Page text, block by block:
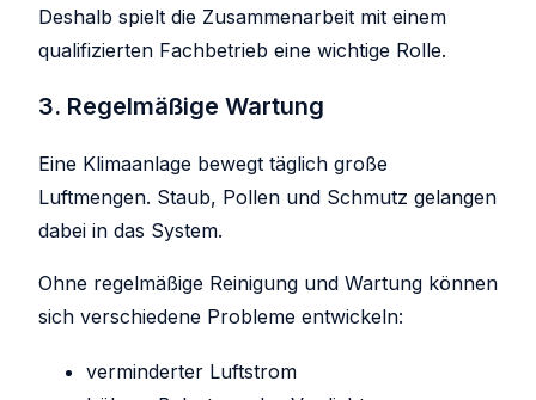
Deshalb spielt die Zusammenarbeit mit einem
qualifizierten Fachbetrieb eine wichtige Rolle.
3. Regelmäßige Wartung
Eine Klimaanlage bewegt täglich große
Luftmengen. Staub, Pollen und Schmutz gelangen
dabei in das System.
Ohne regelmäßige Reinigung und Wartung können
sich verschiedene Probleme entwickeln:
verminderter Luftstrom